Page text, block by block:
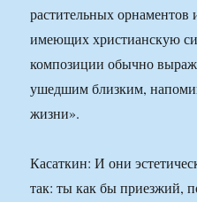
растительных
имеющих христианскую
композиции обычно
ушедшим близким,
жизни».
Касаткин: И они
так: ты как бы приезжий,